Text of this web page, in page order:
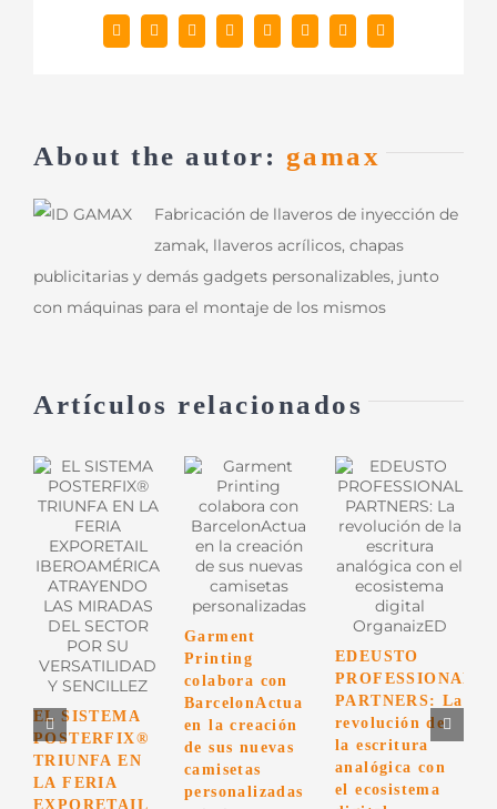
Facebook
X RedditLinkedInTumblrPinterest
Vk
Correo
electrónico
About the autor: gamax
Fabricación de llaveros de inyección de
zamak, llaveros acrílicos, chapas
publicitarias y demás gadgets personalizables, junto
con máquinas para el montaje de los mismos
Artículos relacionados
EL SISTEMA
POSTERFIX®
TRIUNFA EN
LA FERIA
EXPORETAIL
Garment
Printing
colabora con
BarcelonActua
en la creación
de sus nuevas
camisetas
personalizadas
EDEUSTO
PROFESSIONAL
PARTNERS: La
revolución de
la escritura
analógica con
el ecosistema